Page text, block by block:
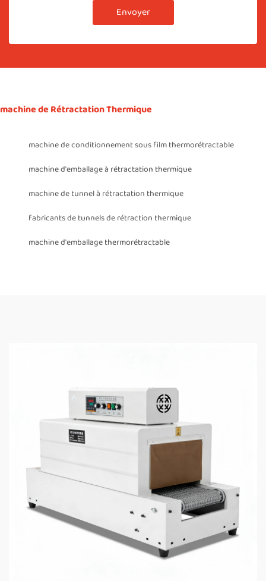
Envoyer
machine de Rétractation Thermique
machine de conditionnement sous film thermorétractable
machine d'emballage à rétractation thermique
machine de tunnel à rétractation thermique
fabricants de tunnels de rétraction thermique
machine d'emballage thermorétractable